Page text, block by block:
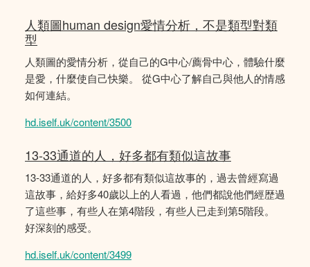
人類圖human design愛情分析，不是類型對類
型
人類圖的愛情分析，從自己的G中心/薦骨中心，體驗什麼
是愛，什麼使自己快樂。 從G中心了解自己與他人的情感
如何連結。
hd.iself.uk/content/3500
13-33通道的人，好多都有類似這故事
13-33通道的人，好多都有類似這故事的，過去曾經寫過
這故事，給好多40歲以上的人看過，他們都說他們經歴過
了這些事，有些人在第4階段，有些人已走到第5階段。
好深刻的感受。
hd.iself.uk/content/3499